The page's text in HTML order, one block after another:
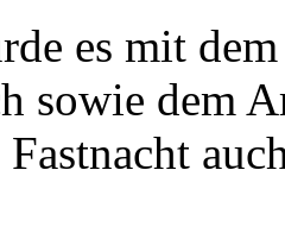
es mit
sowie dem
Fastnacht